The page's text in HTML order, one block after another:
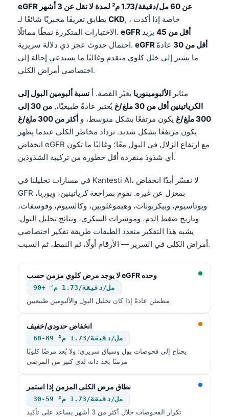
eGFR عن 60 مل/دقيقة/1.73 م² لمدة لا تقل عن 3 أشهر
CKD, ، خاصة إذا أكدت
الاختبارات المتكررة نمطًا مماثلًا.
eGFR أقل من 45
يزيد
احتمال حدوث عجز ذي دلالة سريرية.
eGFR أقل من 30
عادةً
ما يشير إلى خلل كلوي متقدم وغالبًا ما يستدعي إحالة إلى
اختصاصي أمراض الكلى.
مثابر الألبومينوريا يغيّر القصة. أ نسبة ألبومين البول إلى
الكرياتينين أقل من 30 ملغ/غ
يُعتبر عادةً طبيعيًا،,
من 30 إلى
300 ملغ/غ
يكون مرتفعًا بشكل متوسط، و أكثر من 300 ملغ/غ
يكون مرتفعًا بشكل شديد. تزداد مخاطر الكلى عندما يظهر
انخفاض eGFR مع ارتفاع الزلال في البول معًا؛ وغالبًا ما تكون
أي شذوذ منفردة أقل خطورة من تركيبة الشذوذين.
في مسارات تحليلنا في Kantesti AI، لا نفسّر أبدًا انخفاض
GFR بمعزل عن غيره. نقوم بمراجعة كرياتينين، ويوريا،
وبوتاسيوم، وبيكربونات، وهيموغلوبين، وكالسيوم، وفوسفات،
وتاريخ ضغط الدم، ومؤشرات السكري، ونتائج تحليل البول.
يشبه هذا التفكير متعدد الطبقات طريقة تفكير اختصاصي
أمراض الكلى في السرير — الأرقام أولًا، ثم النمط، ثم السبب.
لا يوجد مرض كلوي مزمن حسب eGFR وحده
90+ مل/دقيقة/1.73 م²
مطمئن عادةً إذا كان تحليل البول والألبومين طبيعيين
انخفاض حدودي/خفيف
60-89 مل/دقيقة/1.73 م²
يحتاج إلى فحوصات بول وسياق سريري؛ ولا يُعد مرضًا كلويًا
مزمنًا بحد ذاته لدى كثير من المرضى
نطاق مرض الكلى المزمن إذا استمر
30-59 مل/دقيقة/1.73 م²
تكرار الفحوصات خلال أكثر من 3 أشهر يساعد على تأكيد